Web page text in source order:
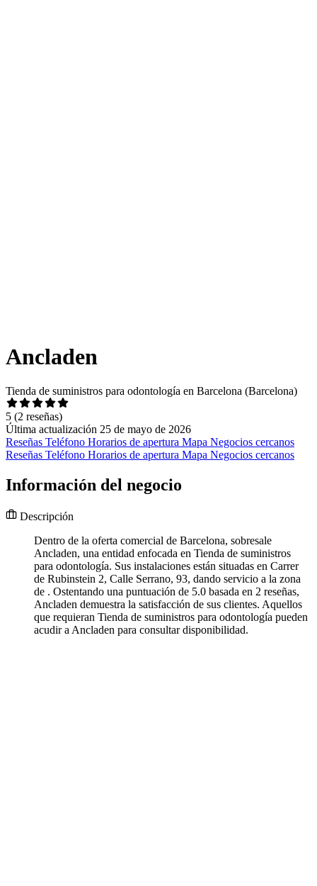
Ancladen
Tienda de suministros para odontología en Barcelona (Barcelona)
5 (2 reseñas)
Última actualización 25 de mayo de 2026
Reseñas Teléfono Horarios de apertura Mapa Negocios cercanos
Reseñas Teléfono Horarios de apertura Mapa Negocios cercanos
Información del negocio
Descripción
Dentro de la oferta comercial de Barcelona, sobresale
Ancladen, una entidad enfocada en Tienda de suministros
para odontología. Sus instalaciones están situadas en Carrer
de Rubinstein 2, Calle Serrano, 93, dando servicio a la zona
de . Ostentando una puntuación de 5.0 basada en 2 reseñas,
Ancladen demuestra la satisfacción de sus clientes. Aquellos
que requieran Tienda de suministros para odontología pueden
acudir a Ancladen para consultar disponibilidad.